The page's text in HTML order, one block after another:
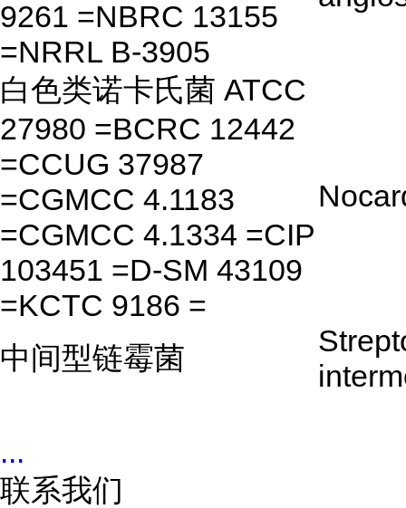
9261 =NBRC 13155
=NRRL B-3905
白色类诺卡氏菌 ATCC
27980 =BCRC 12442
=CCUG 37987
=CGMCC 4.1183
=CGMCC 4.1334 =CIP
103451 =D-SM 43109
=KCTC 9186 =
中间型链霉菌
...
联系我们